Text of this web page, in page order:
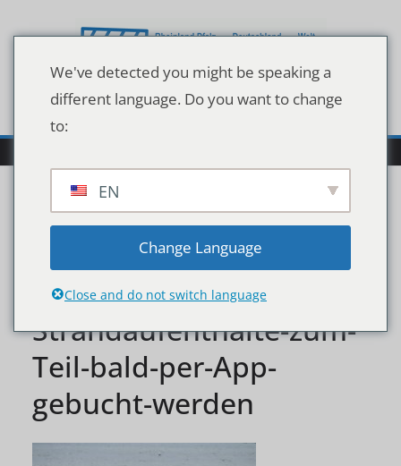
Inhalt
In-Schleswig-Holstein-
sollen-
Strandaufenthalte-zum-
Teil-bald-per-App-
gebucht-werden
We've detected you might be speaking a
different language. Do you want to change
to:
EN
Change Language
Close and do not switch language